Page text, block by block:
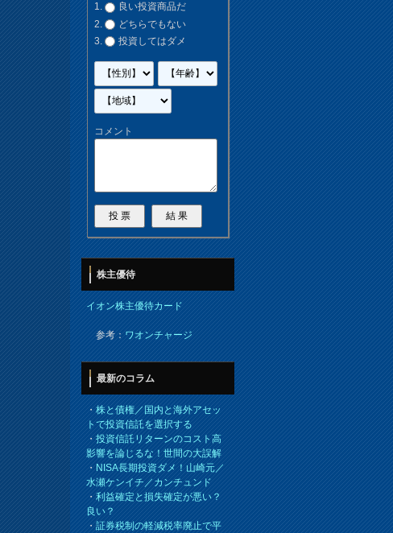
良い投資商品だ
どちらでもない
投資してはダメ
コメント
株主優待
イオン株主優待カード
参考：ワオンチャージ
最新のコラム
・株と債権／国内と海外アセッ
トで投資信託を選択する
・投資信託リターンのコスト高
影響を論じるな！世間の大誤解
・NISA長期投資ダメ！山崎元／
水瀬ケンイチ／カンチュンド
・利益確定と損失確定が悪い？
良い？
・証券税制の軽減税率廃止で平